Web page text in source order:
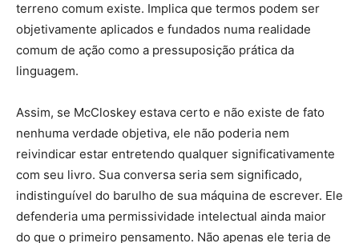
terreno comum existe. Implica que termos podem ser
objetivamente aplicados e fundados numa realidade
comum de ação como a pressuposição prática da
linguagem.
Assim, se McCloskey estava certo e não existe de fato
nenhuma verdade objetiva, ele não poderia nem
reivindicar estar entretendo qualquer significativamente
com seu livro. Sua conversa seria sem significado,
indistinguível do barulho de sua máquina de escrever. Ele
defenderia uma permissividade intelectual ainda maior
do que o primeiro pensamento. Não apenas ele teria de